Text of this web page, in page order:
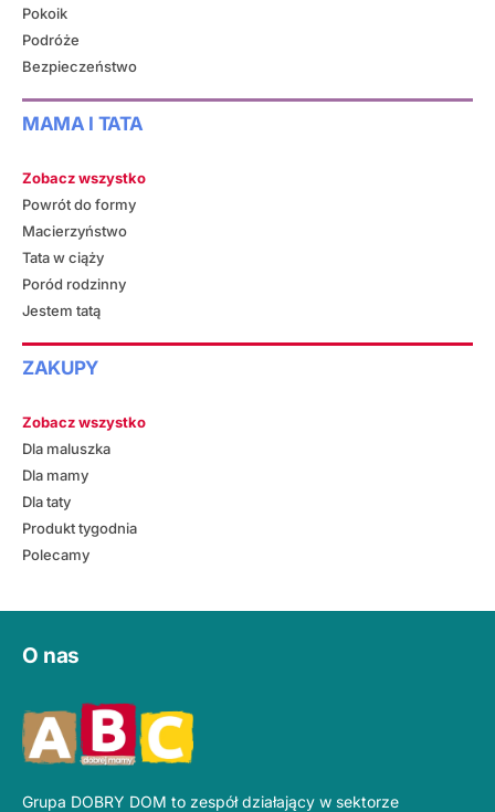
Pokoik
Podróże
Bezpieczeństwo
MAMA I TATA
Zobacz wszystko
Powrót do formy
Macierzyństwo
Tata w ciąży
Poród rodzinny
Jestem tatą
ZAKUPY
Zobacz wszystko
Dla maluszka
Dla mamy
Dla taty
Produkt tygodnia
Polecamy
O nas
Grupa DOBRY DOM to zespół działający w sektorze